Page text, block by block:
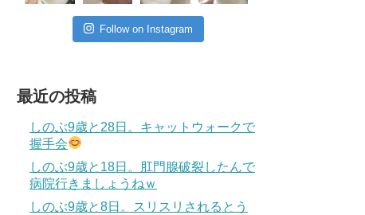
Follow on Instagram
最近の投稿
しのぶ9歳と28日。キャットウォークで
握手会
しのぶ9歳と18日。肛門腺破裂したんで
病院行きましょうねｗ
しのぶ9歳と8日。スリスリされるとう